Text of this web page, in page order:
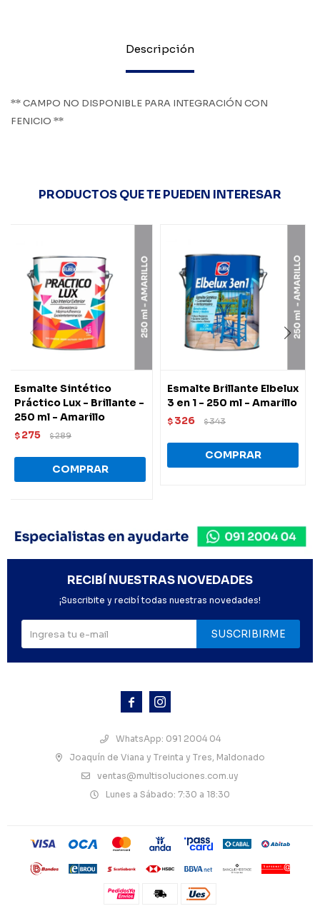
Descripción
** CAMPO NO DISPONIBLE PARA INTEGRACIÓN CON
FENICIO **
PRODUCTOS QUE TE PUEDEN INTERESAR
Esmalte Sintético
Práctico Lux - Brillante -
250 ml - Amarillo
$ 275 $289
Esmalte Brillante Elbelux
3 en 1 - 250 ml - Amarillo
$ 326 $343
 
WhatsApp: 091 2004 04
Joaquín de Viana y Treinta y Tres, Maldonado
ventas@multisoluciones.com.uy
Lunes a Sábado: 7:30 a 18:30
RECIBÍ NUESTRAS NOVEDADES
¡Suscribite y recibí todas nuestras novedades!
SUSCRIBIRME